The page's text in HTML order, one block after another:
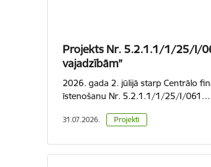
Projekts Nr. 5.2.1.1/1/25/I/
vajadzībām”
2026. gada 2. jūlijā starp Centrālo
īstenošanu Nr. 5.2.1.1/1/25/I/061…
31.07.2026. Projekti